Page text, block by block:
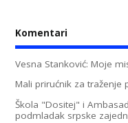
Komentari
Vesna Stanković: Moje
Mali prirućnik za traženje
Škola "Dositej" i
podmladak srpske